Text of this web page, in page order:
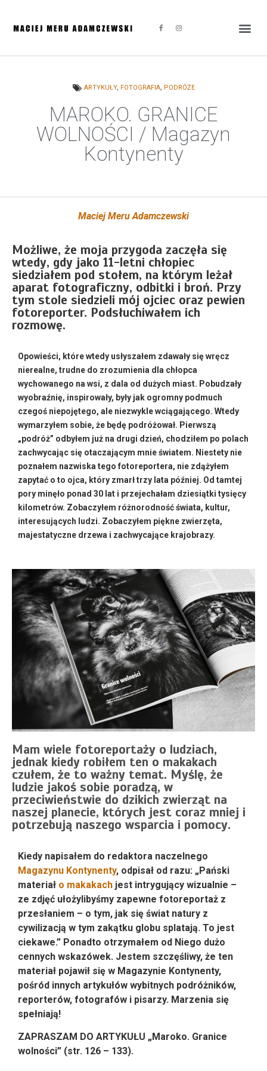
ARTYKUŁY, FOTOGRAFIA, PODRÓŻE
MAROKO. GRANICE
WOLNOŚCI / Magazyn
Kontynenty
Maciej Meru Adamczewski
Możliwe, że moja przygoda zaczęła się
wtedy, gdy jako 11-letni chłopiec
siedziałem pod stołem, na którym leżał
aparat fotograficzny, odbitki i broń. Przy
tym stole siedzieli mój ojciec oraz pewien
fotoreporter. Podsłuchiwałem ich
rozmowę.
Opowieści, które wtedy usłyszałem zdawały się wręcz
nierealne, trudne do zrozumienia dla chłopca
wychowanego na wsi, z dala od dużych miast. Pobudzały
wyobraźnię, inspirowały, były jak ogromny podmuch
czegoś niepojętego, ale niezwykle wciągającego. Wtedy
wymarzyłem sobie, że będę podróżował. Pierwszą
„podróż” odbyłem już na drugi dzień, chodziłem po polach
zachwycając się otaczającym mnie światem. Niestety nie
poznałem nazwiska tego fotoreportera, nie zdążyłem
zapytać o to ojca, który zmarł trzy lata później. Od tamtej
pory minęło ponad 30 lat i przejechałam dziesiątki tysięcy
kilometrów. Zobaczyłem różnorodność świata, kultur,
interesujących ludzi. Zobaczyłem piękne zwierzęta,
majestatyczne drzewa i zachwycające krajobrazy.
Mam wiele fotoreportaży o ludziach,
jednak kiedy robiłem ten o makakach
czułem, że to ważny temat. Myślę, że
ludzie jakoś sobie poradzą, w
przeciwieństwie do dzikich zwierząt na
naszej planecie, których jest coraz mniej i
potrzebują naszego wsparcia i pomocy.
Kiedy napisałem do redaktora naczelnego
Magazynu Kontynenty, odpisał od razu: „Pański
materiał o makakach jest intrygujący wizualnie –
ze zdjęć ułożylibyśmy zapewne fotoreportaż z
przesłaniem – o tym, jak się świat natury z
cywilizacją w tym zakątku globu splatają. To jest
ciekawe.” Ponadto otrzymałem od Niego dużo
cennych wskazówek. Jestem szczęśliwy, że ten
materiał pojawił się w Magazynie Kontynenty,
pośród innych artykułów wybitnych podróżników,
reporterów, fotografów i pisarzy. Marzenia się
spełniają!
ZAPRASZAM DO ARTYKUŁU „Maroko. Granice
wolności” (str. 126 – 133).